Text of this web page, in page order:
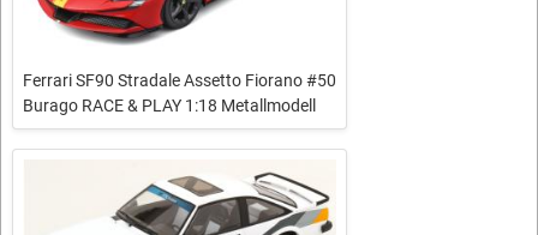
Ferrari SF90 Stradale Assetto Fiorano #50
Burago RACE & PLAY 1:18 Metallmodell